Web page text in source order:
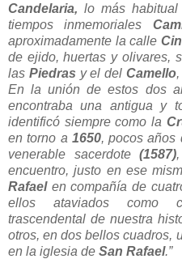
Candelaria, lo más
tiempos inmemoriales
aproximadamente la calle
de ejido, huertas y olivares,
las Piedras y el del Camello,
En la unión de estos dos
encontraba una antigua y
identificó siempre como la
en torno a 1650, pocos años
venerable sacerdote(1587)
encuentro, justo en ese
Rafaelen compañía de
ellos ataviados como
trascendental de nuestra
otros, en dos bellos cuadros,
en la iglesia de San Rafael.”